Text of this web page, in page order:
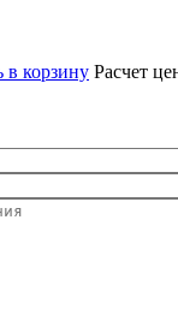
в корзину Расчет